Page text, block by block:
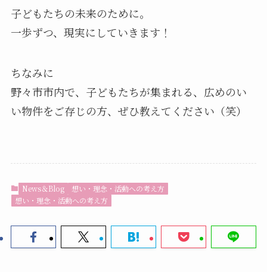
子どもたちの未来のために。
一歩ずつ、現実にしていきます！
ちなみに
野々市市内で、子どもたちが集まれる、広めのい
い物件をご存じの方、ぜひ教えてください（笑）
News＆Blog
想い・理念・活動への考え方
想い・理念・活動への考え方